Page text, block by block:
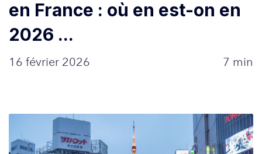
en France : où en est-on en
2026 ...
16 février 2026 7 min